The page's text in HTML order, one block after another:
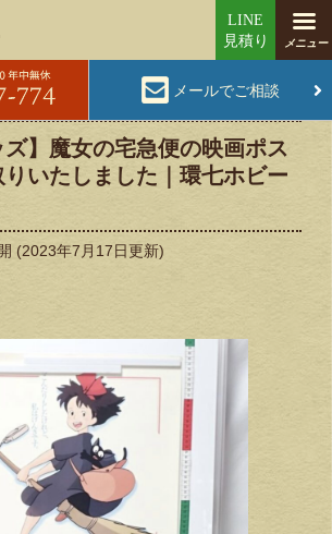
メールでご相談
ズ】魔女の宅急便の映画ポス
いたしました｜環七ホビー
(2023年7月17日更新)